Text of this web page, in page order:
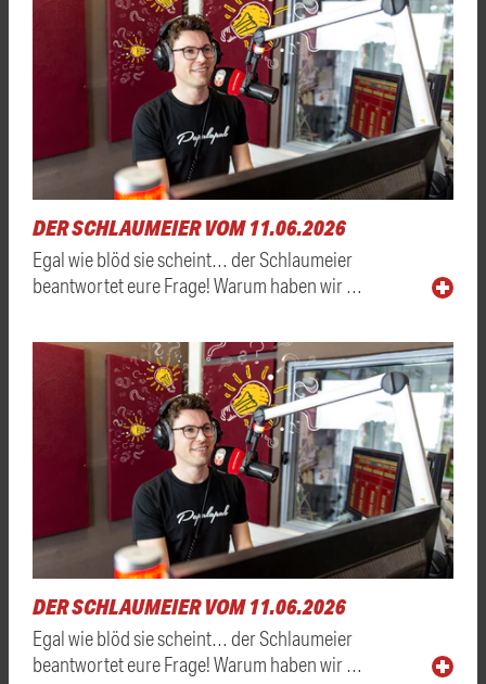
DER SCHLAUMEIER VOM 11.06.2026
Egal wie blöd sie scheint… der Schlaumeier
beantwortet eure Frage! Warum haben wir …
DER SCHLAUMEIER VOM 11.06.2026
Egal wie blöd sie scheint… der Schlaumeier
beantwortet eure Frage! Warum haben wir …